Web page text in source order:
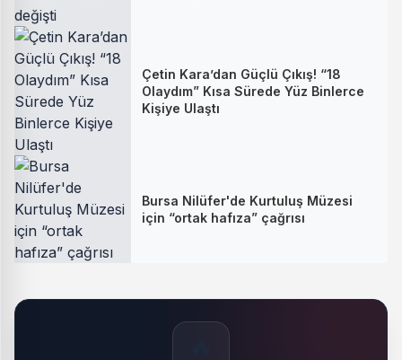
Çetin Kara’dan Güçlü Çıkış! “18
Olaydım” Kısa Sürede Yüz Binlerce
Kişiye Ulaştı
Bursa Nilüfer'de Kurtuluş Müzesi
için “ortak hafıza” çağrısı